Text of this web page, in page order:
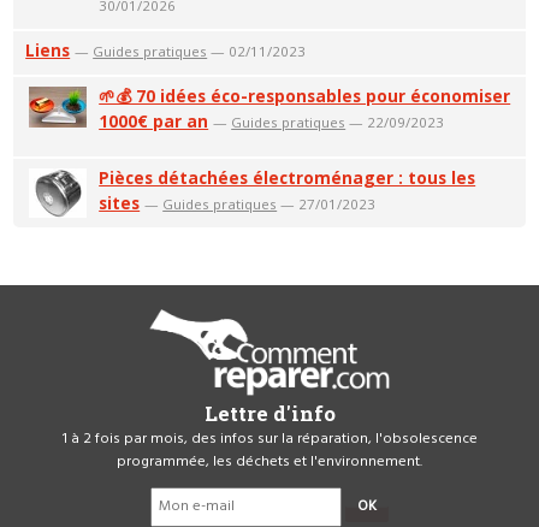
30/01/2026
Liens — Guides pratiques — 02/11/2023
🌱💰 70 idées éco-responsables pour économiser
1000€ par an — Guides pratiques — 22/09/2023
Pièces détachées électroménager : tous les
sites — Guides pratiques — 27/01/2023
Lettre d'info
1 à 2 fois par mois, des infos sur la réparation, l'obsolescence
programmée, les déchets et l'environnement.
OK